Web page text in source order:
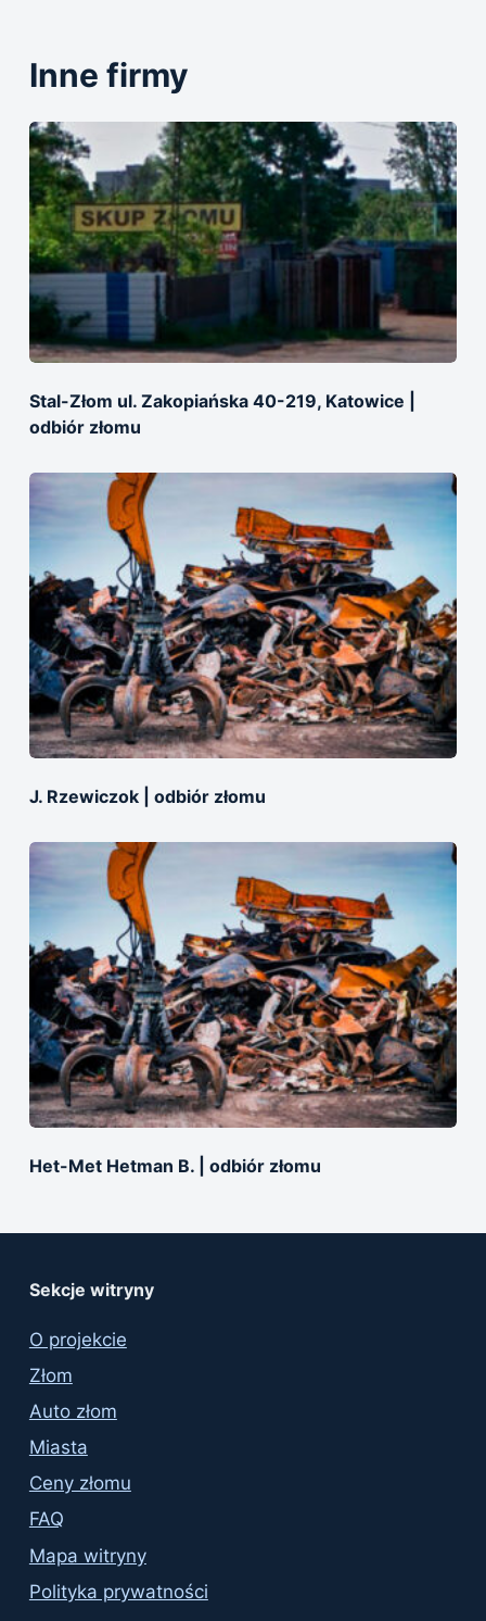
Inne firmy
Stal-Złom ul. Zakopiańska 40-219, Katowice |
оdbiór złomu
J. Rzewiczok | оdbiór złomu
Het-Met Hetman B. | оdbiór złomu
Sekcje witryny
O projekcie
Złom
Auto złom
Miasta
Ceny złomu
FAQ
Mapa witryny
Polityka prywatności